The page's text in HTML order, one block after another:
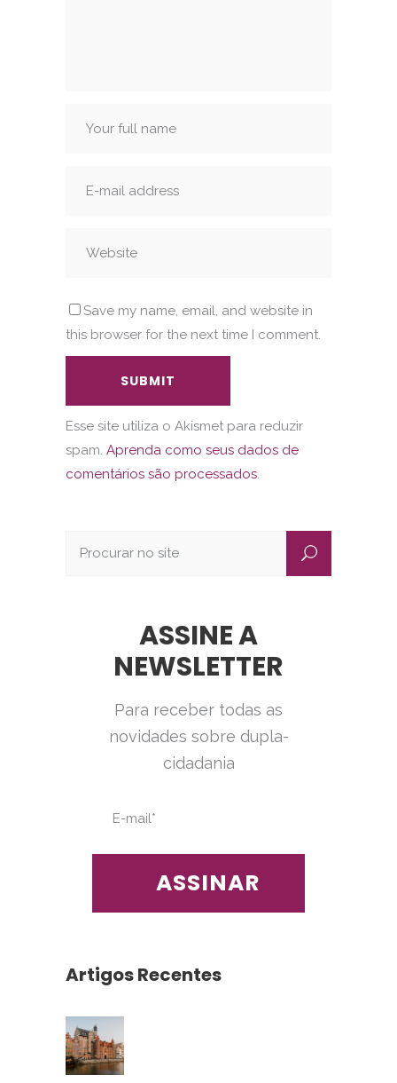
Save my name, email, and website in
this browser for the next time I comment.
Esse site utiliza o Akismet para reduzir
spam. Aprenda como seus dados de
comentários são processados.
ASSINE A
NEWSLETTER
Para receber todas as
novidades sobre dupla-
cidadania
Artigos Recentes